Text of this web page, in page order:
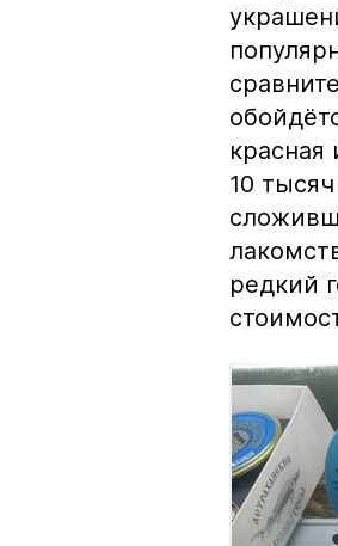
красная
10
редкий